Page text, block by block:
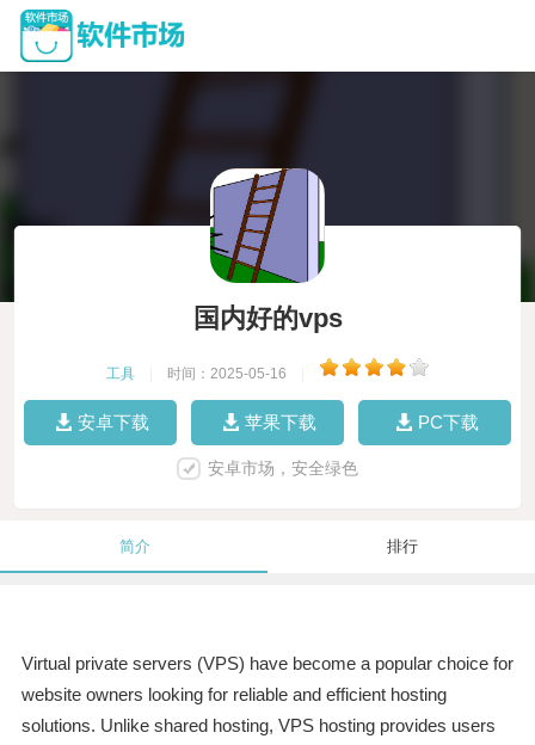
国内好的vps
工具 时间：2025-05-16
安卓下载 苹果下载 PC下载
安卓市场，安全绿色
简介 排行
Virtual private servers (VPS) have become a popular choice for
website owners looking for reliable and efficient hosting
solutions. Unlike shared hosting, VPS hosting provides users